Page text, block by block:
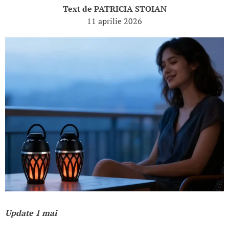
Text de PATRICIA STOIAN
11 aprilie 2026
Update 1 mai